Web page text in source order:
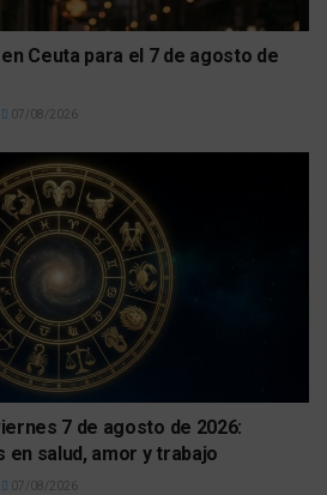
Ceuta para el 7 de agosto de
07/08/2026
7 de agosto de 2026:
salud, amor y trabajo
07/08/2026